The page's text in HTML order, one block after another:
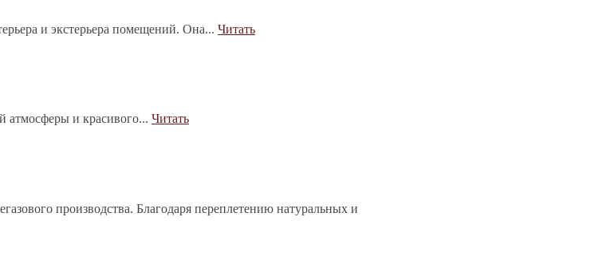
и экстерьера помещений. Она... Читать
атмосферы и красивого... Читать
производства. Благодаря переплетению натуральных и